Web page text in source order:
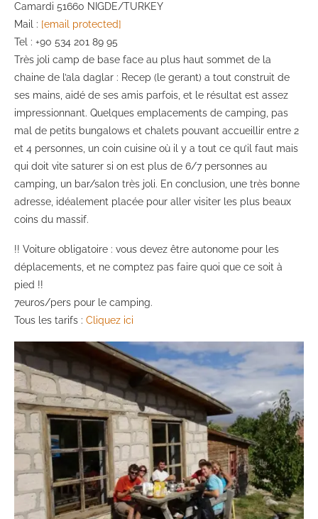
Camardi 51660 NIGDE/TURKEY
Mail : [email protected]
Tel : +90 534 201 89 95
Très joli camp de base face au plus haut sommet de la
chaine de l’ala daglar : Recep (le gerant) a tout construit de
ses mains, aidé de ses amis parfois, et le résultat est assez
impressionnant. Quelques emplacements de camping, pas
mal de petits bungalows et chalets pouvant accueillir entre 2
et 4 personnes, un coin cuisine où il y a tout ce qu’il faut mais
qui doit vite saturer si on est plus de 6/7 personnes au
camping, un bar/salon très joli. En conclusion, une très bonne
adresse, idéalement placée pour aller visiter les plus beaux
coins du massif.
!! Voiture obligatoire : vous devez être autonome pour les
déplacements, et ne comptez pas faire quoi que ce soit à
pied !!
7euros/pers pour le camping.
Tous les tarifs : Cliquez ici